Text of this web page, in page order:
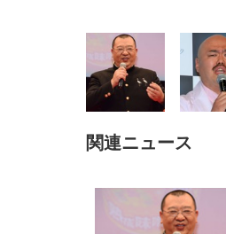
子 テレワーク 疲れない 跳ね
上げ式アームレスト コンパク
ト 約105度ロッキング pc 事務
椅子 360度回転 座面昇降 強化
￥5,699
EV3240X-WT | 31.5型4K
UHD・USB Type-C・ホワイ
￥105,595
ーツ 薄型 レギュラー 1回使い
捨て 無香料 ホワイト 300枚
￥3,373
関連ニュース